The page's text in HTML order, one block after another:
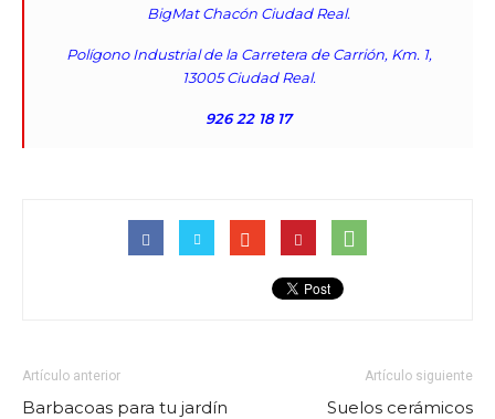
BigMat Chacón Ciudad Real.
Polígono Industrial de la Carretera de Carrión, Km. 1,
13005 Ciudad Real.
926 22 18 17
Artículo anterior
Barbacoas para tu jardín
Artículo siguiente
Suelos cerámicos